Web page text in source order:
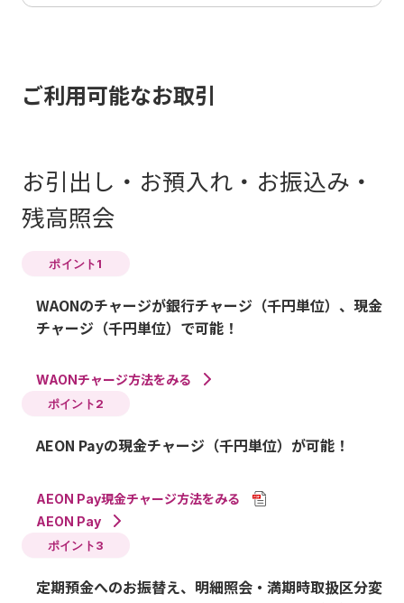
ご利用可能なお取引
お引出し・お預入れ・お振込み・
残高照会
ポイント1
WAONのチャージが銀行チャージ（千円単位）、現金
チャージ（千円単位）で可能！
WAONチャージ方法をみる
ポイント2
AEON Payの現金チャージ（千円単位）が可能！
AEON Pay現金チャージ方法をみる
AEON Pay
ポイント3
定期預金へのお振替え、明細照会・満期時取扱区分変